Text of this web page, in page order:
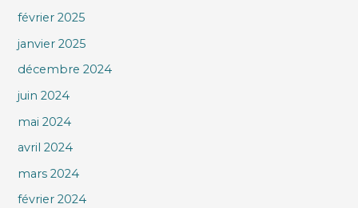
février 2025
janvier 2025
décembre 2024
juin 2024
mai 2024
avril 2024
mars 2024
février 2024